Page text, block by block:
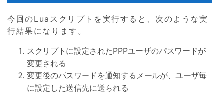
今回のLuaスクリプトを実行すると、次のような実
行結果になります。
スクリプトに設定されたPPPユーザのパスワードが
変更される
変更後のパスワードを通知するメールが、ユーザ毎
に設定した送信先に送られる